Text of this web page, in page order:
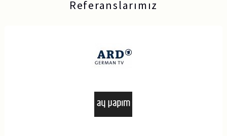
Referanslarımız